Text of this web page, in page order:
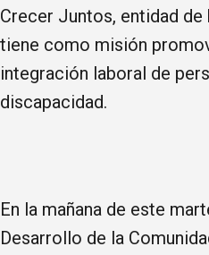
Crecer Juntos, entidad
tiene como misión
integración laboral de
discapacidad.
En la mañana de este
Desarrollo de la